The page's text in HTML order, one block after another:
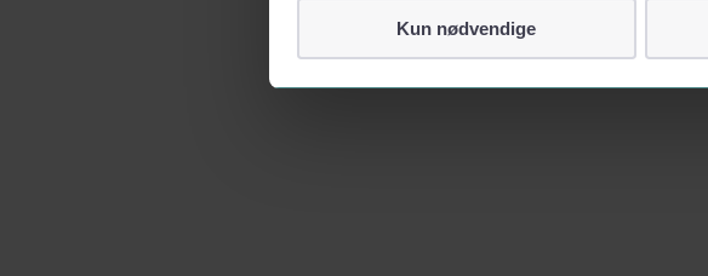
Kun nødvendige